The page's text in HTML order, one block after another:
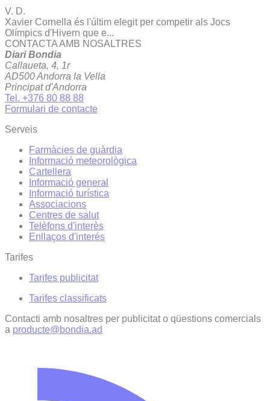
V. D.
Xavier Cornella és l'últim elegit per competir als Jocs
Olímpics d'Hivern que e...
CONTACTA AMB NOSALTRES
Diari Bondia
Callaueta, 4, 1r
AD500 Andorra la Vella
Principat d'Andorra
Tel. +376 80 88 88
Formulari de contacte
Serveis
Farmàcies de guàrdia
Informació meteorològica
Cartellera
Informació general
Informació turística
Associacions
Centres de salut
Telèfons d'interès
Enllaços d'interés
Tarifes
Tarifes publicitat
Tarifes classificats
Contacti amb nosaltres per publicitat o qüestions comercials
a producte@bondia.ad